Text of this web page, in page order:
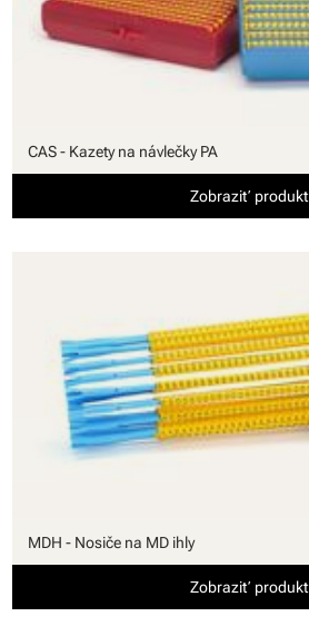
CAS - Kazety na návlečky PA
Zobraziť produkt
MDH - Nosiče na MD ihly
Zobraziť produkt